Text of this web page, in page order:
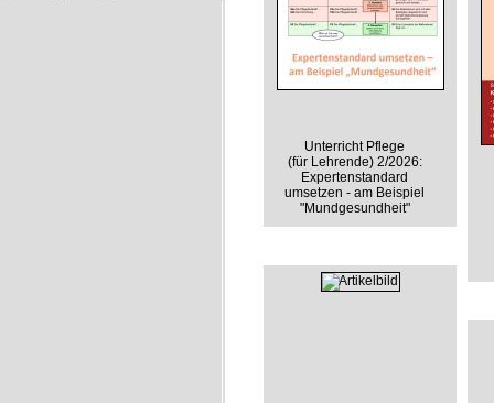
Unterricht Pflege
(für Lehrende) 2/2026:
Expertenstandard
umsetzen - am Beispiel
"Mundgesundheit"